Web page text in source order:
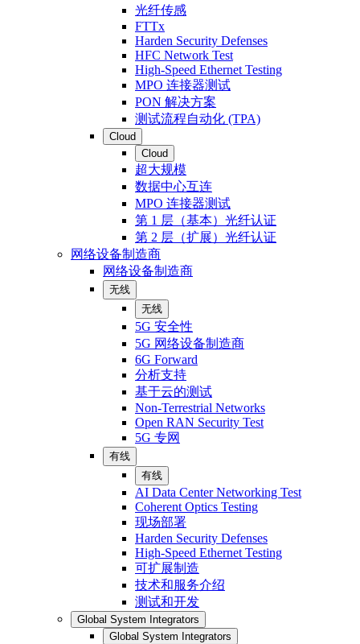
光纤传感
FTTx
Harden Security Defenses
HFC Network Test
High-Speed Ethernet Testing
MPO 连接器测试
PON 解决方案
测试流程自动化 (TPA)
Cloud
Cloud
超大规模
数据中心互连
MPO 连接器测试
第 1 层（基本）光纤认证
第 2 层（扩展）光纤认证
网络设备制造商
网络设备制造商
无线
无线
5G 安全性
5G 网络设备制造商
6G Forward
分析支持
基于云的测试
Non-Terrestrial Networks
Open RAN Security Test
5G 专网
有线
有线
AI Data Center Networking Test
Coherent Optics Testing
现场部署
Harden Security Defenses
High-Speed Ethernet Testing
可扩展制造
技术和服务介绍
测试和开发
Global System Integrators
Global System Integrators